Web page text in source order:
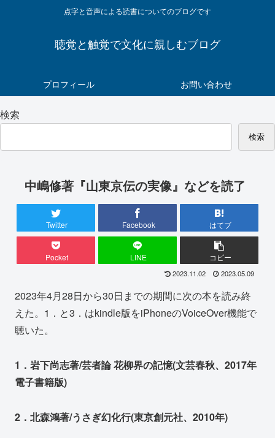
点字と音声による読書についてのブログです
聴覚と触覚で文化に親しむブログ
プロフィール お問い合わせ
検索
検索
中嶋修著『山東京伝の実像』などを読了
Twitter Facebook はてブ
Pocket LINE コピー
2023.11.02 2023.05.09
2023年4月28日から30日までの期間に次の本を読み終
えた。1．と3．はkindle版をiPhoneのVoiceOver機能で
聴いた。
1．岩下尚志著/芸者論 花柳界の記憶(文芸春秋、2017年
電子書籍版)
2．北森鴻著/うさぎ幻化行(東京創元社、2010年)